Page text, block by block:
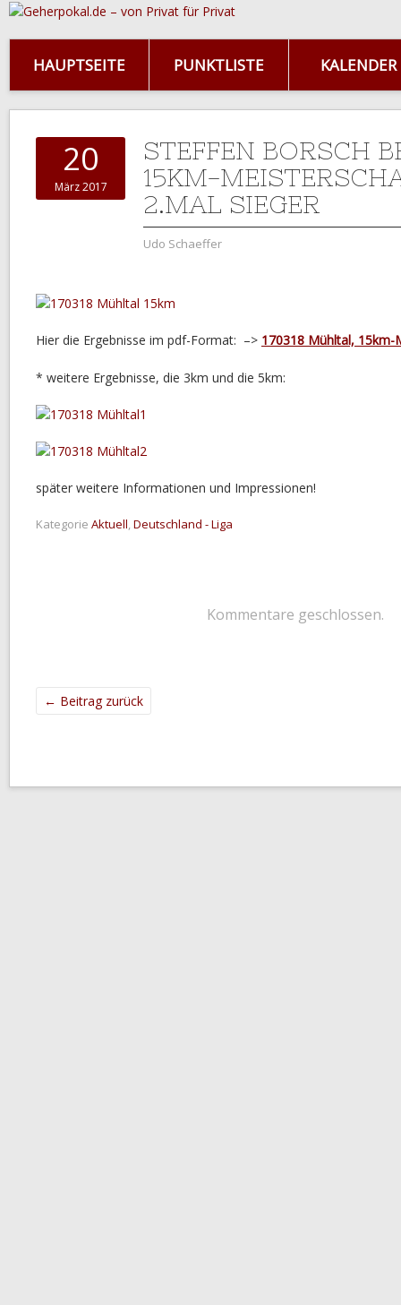
HAUPTSEITE PUNKTLISTE KALENDER
20
März 2017
STEFFEN BORSCH
15KM-
2.MAL SIEGER
Udo Schaeffer
Hier die Ergebnisse im pdf-Format: –> 170318 Mühltal, 15km-
* weitere Ergebnisse, die 3km und die 5km:
später weitere Informationen und Impressionen!
Kategorie Aktuell,Deutschland - Liga
Kommentare geschlossen.
← Beitrag zurück